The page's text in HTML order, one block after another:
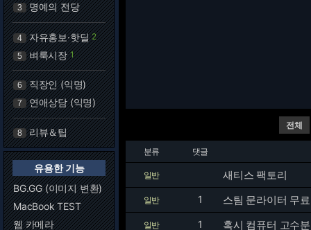
3 명예의 전당
4 자유홍보·핫딜 2
5 벼룩시장 1
6 직장인 (익명)
7 연애상담 (익명)
8 리뷰＆팁
유용한 기능
BG.GG (이미지 변환)
MacBook TEST
웹 카메라
전체
분류 댓글
일반 새티스 팩토리
일반 1 스팀 문라이터 무료
일반 1 혹시 컴퓨터 고수